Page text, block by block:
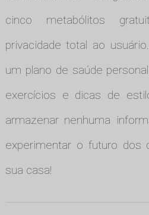
cinco metabólitos
privacidade total ao
um plano de saúde
exercícios e dicas de
armazenar nenhuma
experimentar o futuro dos
sua casa!